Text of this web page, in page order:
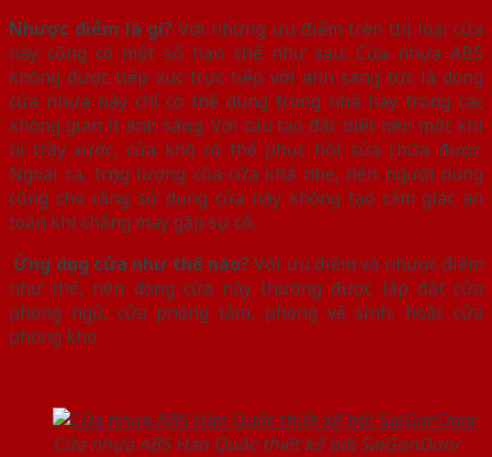
Nhược điểm là gì?Với những ưu điểm trên thì loại cửa
này cũng có một số hạn chế như sau: Cửa nhựa ABS
không được tiếp xúc trực tiếp với ánh sáng tức là dòng
cửa nhựa này chỉ có thể dùng trong nhà hay trong các
không gian ít ánh sáng. Với cấu tạo đặc biệt nên một khi
bị trầy xước, cửa khó có thể phục hồi sửa chữa được.
Ngoài ra, trọng lượng của cửa khá nhẹ, nên người dùng
cũng cho rằng sử dụng cửa này không tạo cảm giác an
toàn khi chẳng may gặp sự cố.
Ứng dụng cửa như thế nào?Với ưu điểm và nhược điểm
như thế, nên dòng cửa này thường được lắp đặt cửa
phòng ngủ, cửa phòng tắm, phòng vệ sinh, hoặc cửa
phòng kho.
Cửa nhựa ABS Hàn Quốc thiết kế bới SaiGonDoor